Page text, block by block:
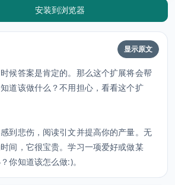
安装到浏览器
显示原文
候答案是肯定的。那么这个扩展将会帮
道该做什么？不用担心，看看这个扩
到悲伤，阅读引文并提高你的产量。无
间，它很宝贵。学习一项爱好或做某
你知道该怎么做:)。